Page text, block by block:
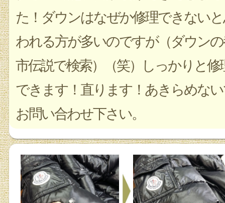
た！ダウンはなぜか修理できない
われる方が多いのですが（ダウン
市伝説で検索）（笑）しっかりと修
できます！直ります！あきらめな
お問い合わせ下さい。